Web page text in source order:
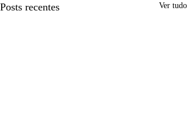
Posts recentes Ver tudo